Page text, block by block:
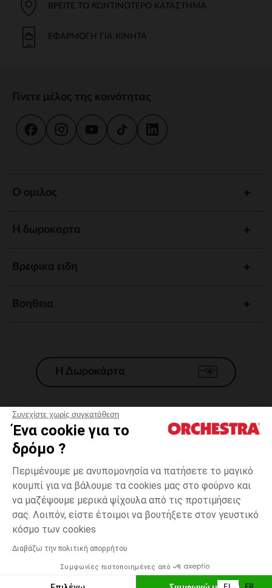
Συνεχίστε χωρίς συγκατάθεση
Ένα cookie για το
δρόμο ?
Περιμένουμε με ανυπομονησία να πατήσετε το μαγικό
κουμπί για να βάλουμε τα cookies μας στο φούρνο και
να μαζέψουμε μερικά ψίχουλα από τις προτιμήσεις
σας. Λοιπόν, είστε έτοιμοι να βουτήξετε στον γευστικό
κόσμο των cookies
Διαβάζω την πολιτική απορρήτου
Συμφωνίες πιστοποιημένες από
Πορτοκαλί
3
Δυνατότητα πληρωμής με
ΕΠΙΛΟΓΗ ΜΕΓΕΘΟΥΣ
ΒΡΕΊΤΕ ΤΟ ΚΟΝΤΙΝΌΤΕΡΟ ΚΑΤΆΣΤΗΜΑ
ΕΦΑΡΜΟΓΉ ΓΙΑ ΚΙΝΗΤΆ
Γίνετε μέλος της κοινότητας
Ο ομιλος
Η δωροκαρτα
Βρεφικα ειδη
Βοηθεια
Η Δωροκάρτα
Γενικοί 'Οροι Πώλησης
*Εμπορικες προσφορες
Προσωπικά δεδομένα
Διαχείρηση των cookies
Προσβασιμότητα: μη συμμορφούμενη
H Orchestra συμμετέχει στον κωδικά δεοντολογίας και στο σύστημα
μεσολάβησης της Γαλλικής Ομοσπονδίας Ηλεκτρονικού Εμπορίου.